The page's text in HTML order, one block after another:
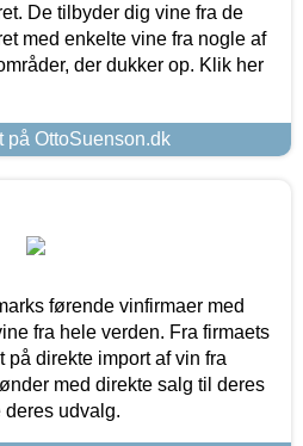
De tilbyder dig vine fra de
med enkelte vine fra nogle af
der dukker op. Klik her
på OttoSuenson.dk
førende vinfirmaer med
fra hele verden. Fra firmaets
på direkte import af vin fra
med direkte salg til deres
deres udvalg.